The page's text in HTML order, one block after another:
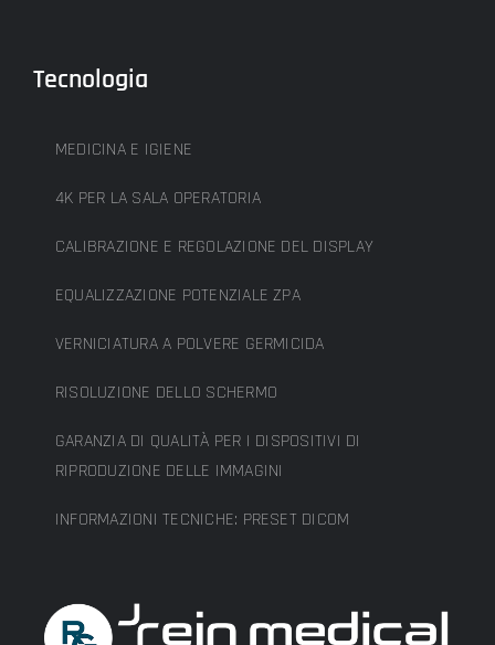
Tecnologia
MEDICINA E IGIENE
4K PER LA SALA OPERATORIA
CALIBRAZIONE E REGOLAZIONE DEL DISPLAY
EQUALIZZAZIONE POTENZIALE ZPA
VERNICIATURA A POLVERE GERMICIDA
RISOLUZIONE DELLO SCHERMO
GARANZIA DI QUALITÀ PER I DISPOSITIVI DI
RIPRODUZIONE DELLE IMMAGINI
INFORMAZIONI TECNICHE: PRESET DICOM